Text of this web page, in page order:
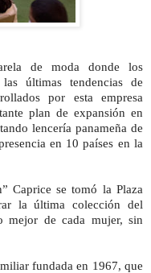
de moda donde los
últimas tendencias de
por esta empresa
plan de expansión en
lencería panameña de
en 10 países en la
Caprice se tomó la Plaza
la última colección del
mejor de cada mujer, sin
fundada en 1967, que